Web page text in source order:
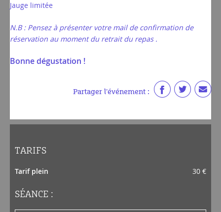
Jauge limitée
N.B : Pensez à présenter votre mail de confirmation de
réservation au moment du retrait du repas .
Bonne dégustation !
Partager l'événement :
TARIFS
Tarif plein 30 €
SÉANCE :